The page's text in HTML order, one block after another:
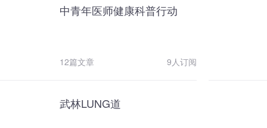
读巡讲”，直播观看总量累计超26亿
人次，掀起全国“学指南、用指南、遵
疗规范指南等学术专著。对基层医生
开展学术帮扶，组织实施全国性继教
展。建设“中国抗癌协会系列期刊”，
展。大会将聚焦分子预防、诊断、精
肠道肿瘤治疗未来的新兴技术。
中青年医师健康科普行动
9人订阅
12篇文章
武林LUNG道